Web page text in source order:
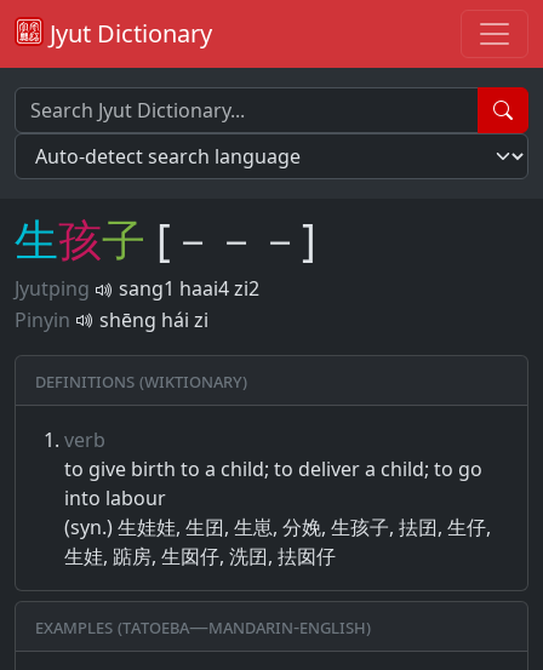
Jyut Dictionary
生孩子 [－－－]
Jyutping
sang1 haai4 zi2
Pinyin
shēng hái zi
Definitions (Wiktionary)
verb
to give birth to a child; to deliver a child; to go
into labour
(syn.) 生娃娃, 生囝, 生崽, 分娩, 生孩子, 抾囝, 生仔,
生娃, 踮房, 生囡仔, 洗囝, 抾囡仔
Examples (Tatoeba—Mandarin-English)